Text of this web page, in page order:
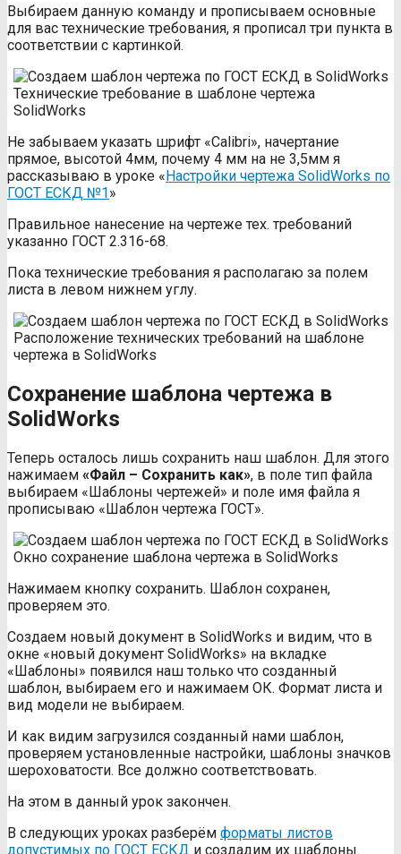
Выбираем данную команду и прописываем основные
для вас технические требования, я прописал три пункта в
соответствии с картинкой.
Технические требование в шаблоне чертежа
SolidWorks
Не забываем указать шрифт «Calibri», начертание
прямое, высотой 4мм, почему 4 мм на не 3,5мм я
рассказываю в уроке «Настройки чертежа SolidWorks по
ГОСТ ЕСКД №1»
Правильное нанесение на чертеже тех. требований
указанно ГОСТ 2.316-68.
Пока технические требования я располагаю за полем
листа в левом нижнем углу.
Расположение технических требований на шаблоне
чертежа в SolidWorks
Сохранение шаблона чертежа в
SolidWorks
Теперь осталось лишь сохранить наш шаблон. Для этого
нажимаем «Файл – Сохранить как», в поле тип файла
выбираем «Шаблоны чертежей» и поле имя файла я
прописываю «Шаблон чертежа ГОСТ».
Окно сохранение шаблона чертежа в SolidWorks
Нажимаем кнопку сохранить. Шаблон сохранен,
проверяем это.
Создаем новый документ в SolidWorks и видим, что в
окне «новый документ SolidWorks» на вкладке
«Шаблоны» появился наш только что созданный
шаблон, выбираем его и нажимаем ОК. Формат листа и
вид модели не выбираем.
И как видим загрузился созданный нами шаблон,
проверяем установленные настройки, шаблоны значков
шероховатости. Все должно соответствовать.
На этом в данный урок закончен.
В следующих уроках разберём форматы листов
допустимых по ГОСТ ЕСКД и создадим их шаблоны.